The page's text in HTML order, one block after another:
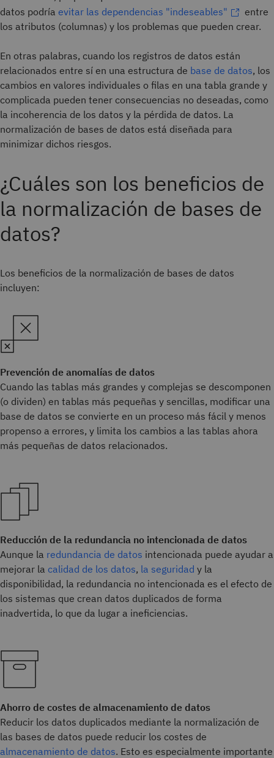
datos podría evitar las dependencias "indeseables"
entre
los atributos (columnas) y los problemas que pueden crear.
En otras palabras, cuando los registros de datos están
relacionados entre sí en una estructura de base de datos, los
cambios en valores individuales o filas en una tabla grande y
complicada pueden tener consecuencias no deseadas, como
la incoherencia de los datos y la pérdida de datos. La
normalización de bases de datos está diseñada para
minimizar dichos riesgos.
¿Cuáles son los beneficios de
la normalización de bases de
datos?
Los beneficios de la normalización de bases de datos
incluyen:
Prevención de anomalías de datos
Cuando las tablas más grandes y complejas se descomponen
(o dividen) en tablas más pequeñas y sencillas, modificar una
base de datos se convierte en un proceso más fácil y menos
propenso a errores, y limita los cambios a las tablas ahora
más pequeñas de datos relacionados.
Reducción de la redundancia no intencionada de datos
Aunque la redundancia de datos intencionada puede ayudar a
mejorar la calidad de los datos, la seguridad y la
disponibilidad, la redundancia no intencionada es el efecto de
los sistemas que crean datos duplicados de forma
inadvertida, lo que da lugar a ineficiencias.
Ahorro de costes de almacenamiento de datos
Reducir los datos duplicados mediante la normalización de
las bases de datos puede reducir los costes de
almacenamiento de datos. Esto es especialmente importante